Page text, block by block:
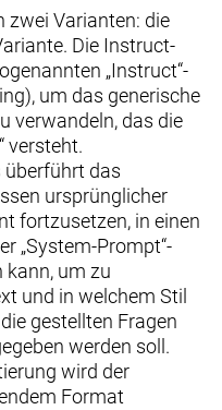
zwei Varianten: die
Die Instruct-
„Instruct“-
um das generische
verwandeln, das die
versteht.
überführt das
ursprünglicher
fortzusetzen, in einen
„System-Prompt“-
kann, um zu
und in welchem Stil
gestellten Fragen
werden soll.
wird der
Format